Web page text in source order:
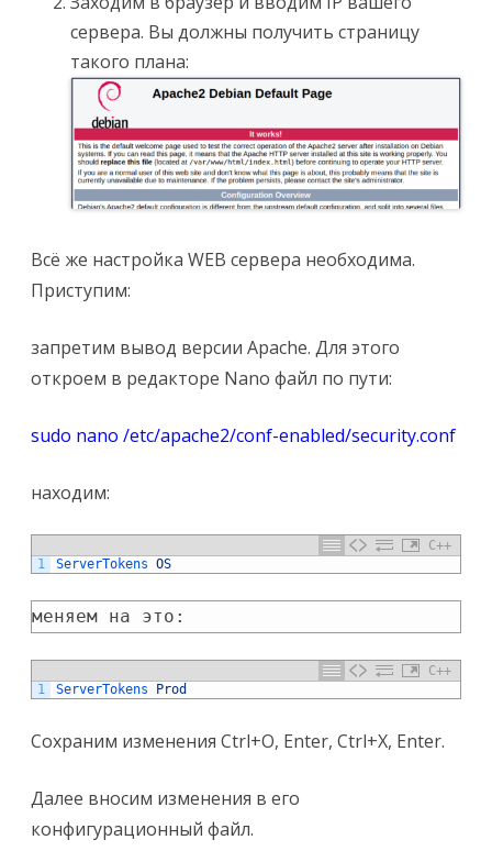
сервера. Вы должны получить страницу
такого плана:
Всё же настройка WEB сервера необходима.
Приступим:
запретим вывод версии Apache. Для этого
откроем в редакторе Nano файл по пути:
sudo nano /etc/apache2/conf-enabled/security.conf
находим:
C++
1
ServerTokens OS
меняем на это:
C++
1
ServerTokens Prod
Сохраним изменения Ctrl+O, Enter, Ctrl+X, Enter.
Далее вносим изменения в его
конфигурационный файл.